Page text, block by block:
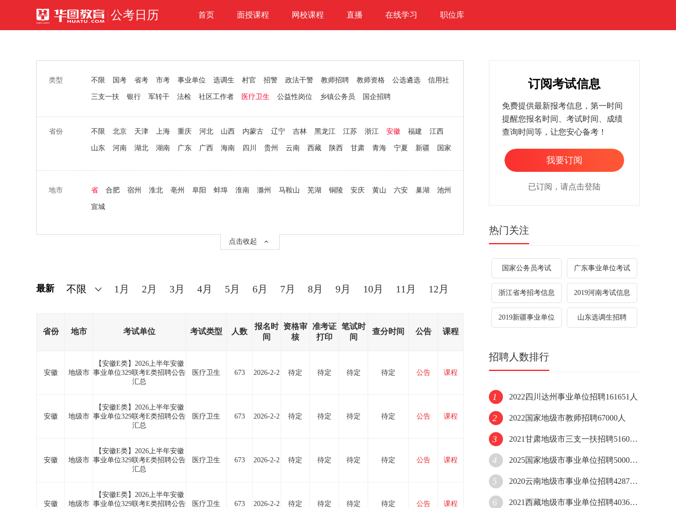
公考日历 首页 面授课程 网校课程 直播 在线学习 职位库
类型 不限 国考 省考 市考 事业单位 选调生 村官 招警 政法干警 教师招聘 教师资格 公选遴选 信用社
三支一扶 银行 军转干 法检 社区工作者 医疗卫生 公益性岗位 乡镇公务员 国企招聘
省份 不限 北京 天津 上海 重庆 河北 山西 内蒙古 辽宁 吉林 黑龙江 江苏 浙江 安徽 福建 江西
山东 河南 湖北 湖南 广东 广西 海南 四川 贵州 云南 西藏 陕西 甘肃 青海 宁夏 新疆 国家
地市 省 合肥 宿州 淮北 亳州 阜阳 蚌埠 淮南 滁州 马鞍山 芜湖 铜陵 安庆 黄山 六安 巢湖 池州
宣城
点击收起
最新 1月 2月 3月 4月 5月 6月 7月 8月 9月 10月 11月 12月
省份 地市 考试单位 考试类型 人数
报名时
间
资格审
核
准考证
打印
笔试时
间
查分时间 公告 课程
安徽 地级市
【安徽E类】2026上半年安徽
事业单位329联考E类招聘公告
汇总
医疗卫生 673 2026-2-2 待定 待定 待定 待定 公告 课程
安徽 地级市
【安徽E类】2026上半年安徽
事业单位329联考E类招聘公告
汇总
医疗卫生 673 2026-2-2 待定 待定 待定 待定 公告 课程
安徽 地级市
【安徽E类】2026上半年安徽
事业单位329联考E类招聘公告
汇总
医疗卫生 673 2026-2-2 待定 待定 待定 待定 公告 课程
安徽 地级市
【安徽E类】2026上半年安徽
事业单位329联考E类招聘公告
医疗卫生 673 2026-2-2 待定 待定 待定 待定 公告 课程
订阅考试信息
免费提供最新报考信息，第一时间
提醒您报名时间、考试时间、成绩
查询时间等，让您安心备考！
我要订阅
已订阅，请点击登陆
热门关注
国家公务员考试 广东事业单位考试
浙江省考招考信息 2019河南考试信息
2019新疆事业单位 山东选调生招聘
招聘人数排行
1 2022四川达州事业单位招聘161651人
2 2022国家地级市教师招聘67000人
3 2021甘肃地级市三支一扶招聘51600人
4 2025国家地级市事业单位招聘50000人
5 2020云南地级市事业单位招聘42870人
6 2021西藏地级市事业单位招聘40361人